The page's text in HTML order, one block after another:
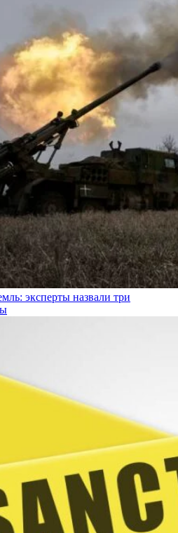
эксперты назвали три